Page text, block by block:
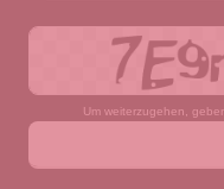
Um weiterzugehen,